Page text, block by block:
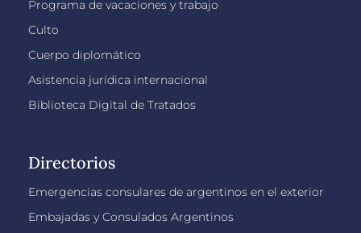
Programa de vacaciones y trabajo
Culto
Cuerpo diplomático
Asistencia jurídica internacional
Biblioteca Digital de Tratados
Directorios
Emergencias consulares de argentinos en el exterior
Embajadas y Consulados Argentinos